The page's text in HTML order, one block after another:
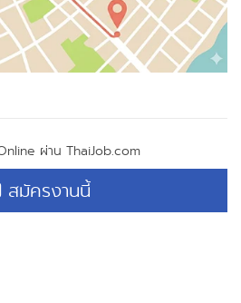
ผ่าน ThaiJob.com
สมัครงานนี้